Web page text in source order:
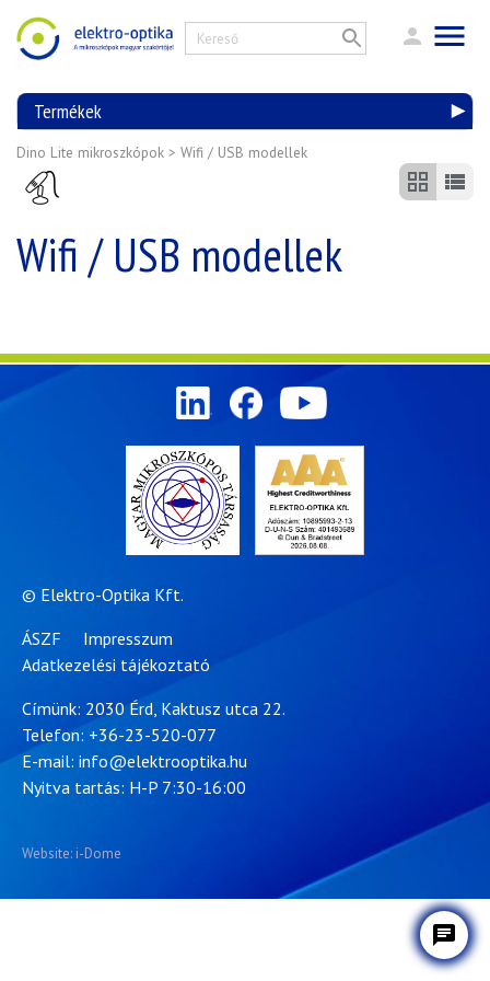
Termékek
Dino Lite mikroszkópok > Wifi / USB modellek
Wifi / USB modellek
© Elektro-Optika Kft.
ÁSZF
Impresszum
Adatkezelési tájékoztató
Címünk: 2030 Érd, Kaktusz utca 22.
Telefon: +36-23-520-077
E-mail: info@elektrooptika.hu
Nyitva tartás: H-P 7:30-16:00
Website: i-Dome